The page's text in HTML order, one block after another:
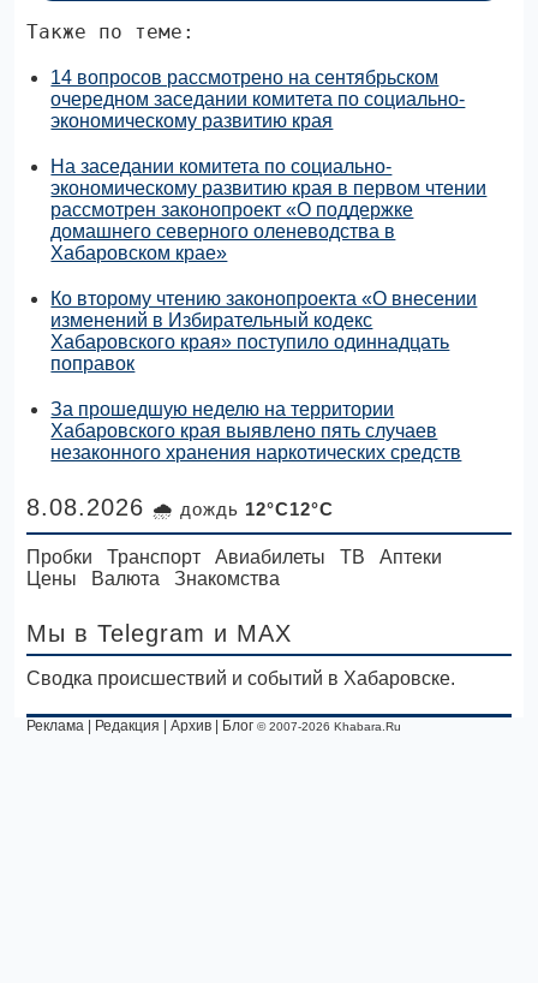
Также по теме:
14 вопросов рассмотрено на сентябрьском
очередном заседании комитета по социально-
экономическому развитию края
На заседании комитета по социально-
экономическому развитию края в первом чтении
рассмотрен законопроект «О поддержке
домашнего северного оленеводства в
Хабаровском крае»
Ко второму чтению законопроекта «О внесении
изменений в Избирательный кодекс
Хабаровского края» поступило одиннадцать
поправок
За прошедшую неделю на территории
Хабаровского края выявлено пять случаев
незаконного хранения наркотических средств
8.08.2026 🌧 дождь 12°C12°C
Пробки Транспорт Авиабилеты ТВ
Аптеки
Цены
Валюта Знакомства
Мы в Telegram и MAX
Сводка происшествий и событий в Хабаровске.
Реклама Редакция |Архив Блог © 2007-2026 Khabara.Ru